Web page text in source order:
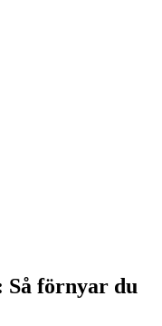
Så förnyar du